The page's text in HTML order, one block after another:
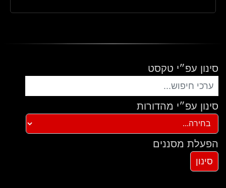
סינון עפ״י טקסט
סינון עפ״י מהדורות
הפעלת מסננים